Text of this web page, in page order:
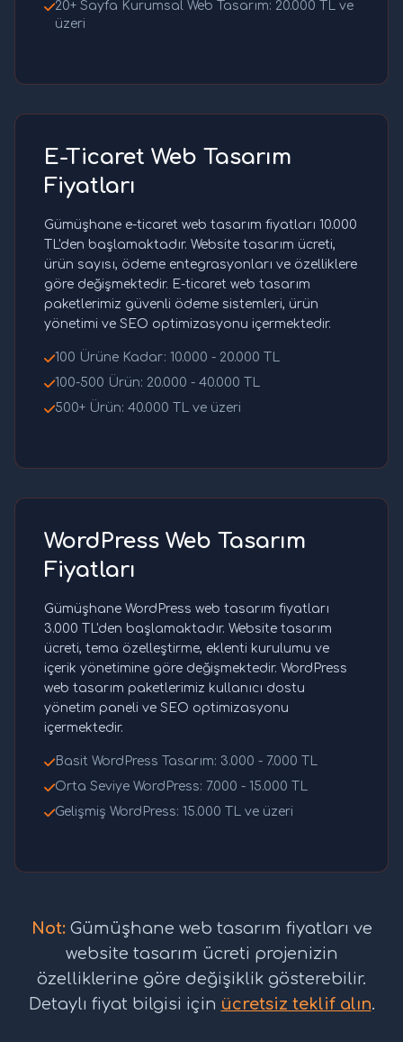
20+ Sayfa Kurumsal Web Tasarım: 20.000 TL ve
üzeri
E-Ticaret Web Tasarım
Fiyatları
Gümüşhane e-ticaret web tasarım fiyatları 10.000
TL'den başlamaktadır. Website tasarım ücreti,
ürün sayısı, ödeme entegrasyonları ve özelliklere
göre değişmektedir. E-ticaret web tasarım
paketlerimiz güvenli ödeme sistemleri, ürün
yönetimi ve SEO optimizasyonu içermektedir.
100 Ürüne Kadar: 10.000 - 20.000 TL
100-500 Ürün: 20.000 - 40.000 TL
500+ Ürün: 40.000 TL ve üzeri
WordPress Web Tasarım
Fiyatları
Gümüşhane WordPress web tasarım fiyatları
3.000 TL'den başlamaktadır. Website tasarım
ücreti, tema özelleştirme, eklenti kurulumu ve
içerik yönetimine göre değişmektedir. WordPress
web tasarım paketlerimiz kullanıcı dostu
yönetim paneli ve SEO optimizasyonu
içermektedir.
Basit WordPress Tasarım: 3.000 - 7.000 TL
Orta Seviye WordPress: 7.000 - 15.000 TL
Gelişmiş WordPress: 15.000 TL ve üzeri
Not:Gümüşhane web tasarım fiyatları ve
website tasarım ücreti projenizin
özelliklerine göre değişiklik gösterebilir.
Detaylı fiyat bilgisi için ücretsiz teklif alın.